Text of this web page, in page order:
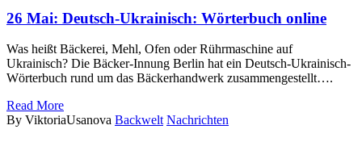
26 Mai: Deutsch-Ukrainisch: Wörterbuch online
Was heißt Bäckerei, Mehl, Ofen oder Rührmaschine auf
Ukrainisch? Die Bäcker-Innung Berlin hat ein Deutsch-Ukrainisch-
Wörterbuch rund um das Bäckerhandwerk zusammengestellt….
Read More
By ViktoriaUsanova Backwelt Nachrichten